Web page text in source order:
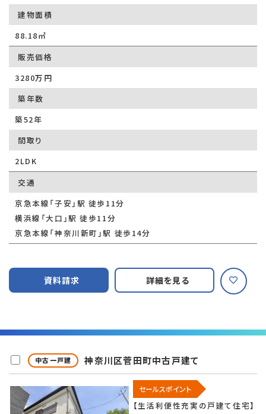
建物面積
88.18㎡
販売価格
3280万円
築年数
築52年
間取り
2LDK
交通
京急本線「子安」駅 徒歩11分
横浜線「大口」駅 徒歩11分
京急本線「神奈川新町」駅 徒歩14分
資料請求 詳細を見る
中古一戸建 神奈川区菅田町中古戸建て
セールスポイント
【生活利便性充実の戸建て住宅】